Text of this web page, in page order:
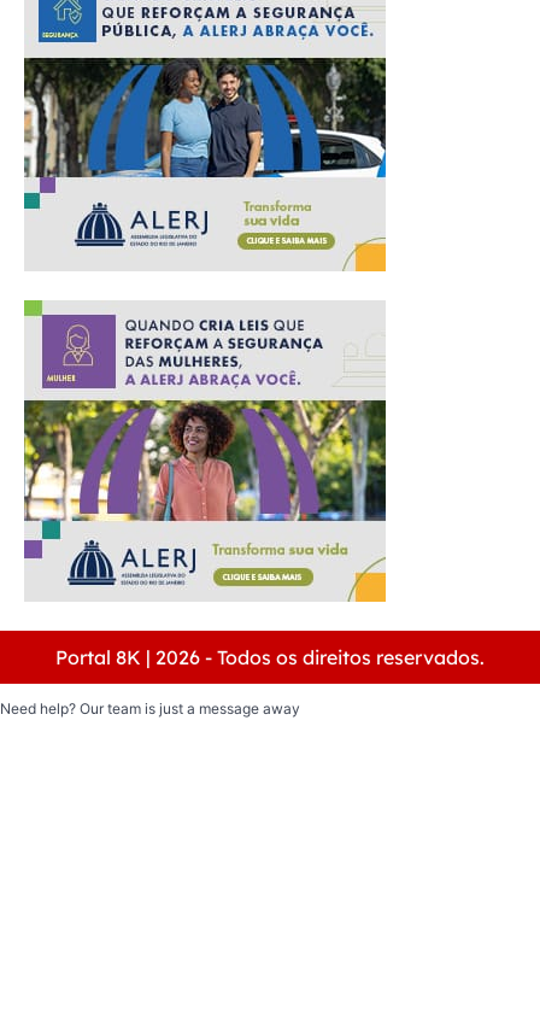
Portal 8K | 2026 - Todos os direitos reservados.
Need help? Our team is just a message away